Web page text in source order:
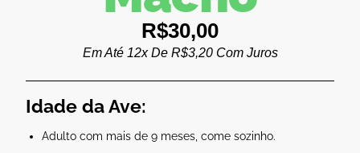
R$30,00
Em Até 12x De R$3,20Com Juros
Idade da Ave:
Adulto com mais de 9 meses, come sozinho.